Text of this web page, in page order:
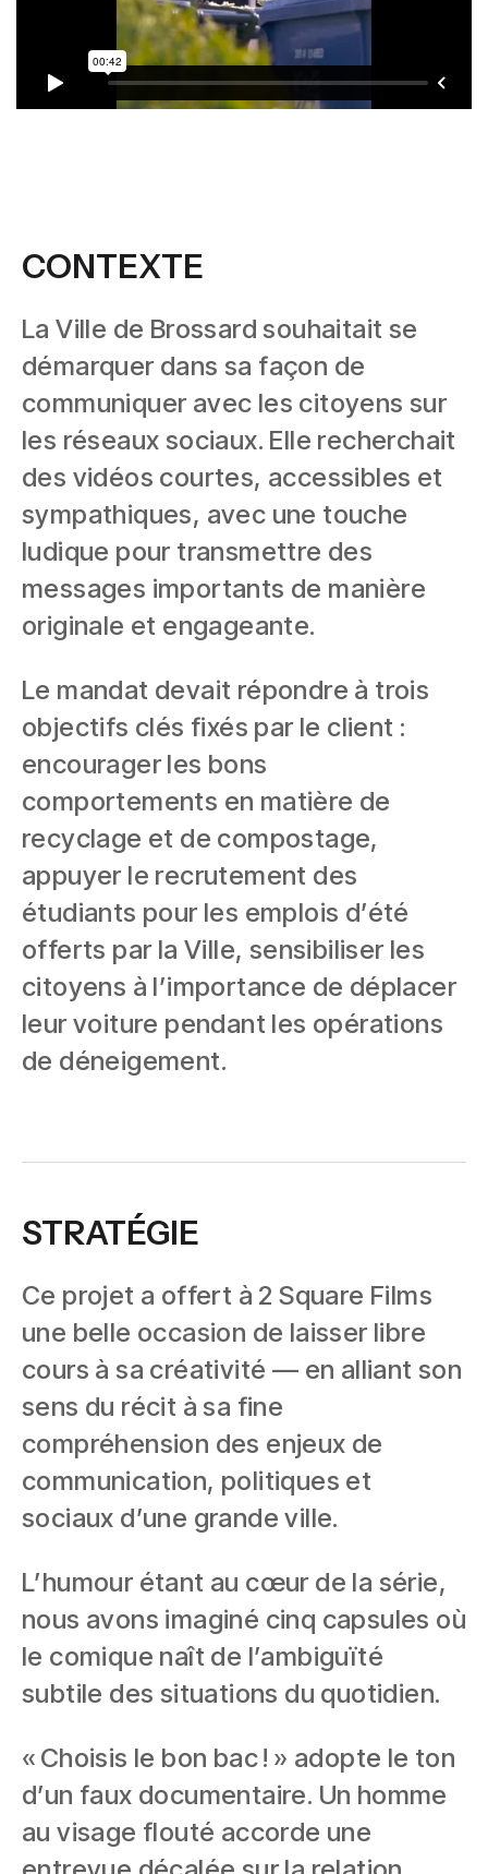
CONTEXTE
La Ville de Brossard souhaitait se
démarquer dans sa façon de
communiquer avec les citoyens sur
les réseaux sociaux. Elle recherchait
des vidéos courtes, accessibles et
sympathiques, avec une touche
ludique pour transmettre des
messages importants de manière
originale et engageante.
Le mandat devait répondre à trois
objectifs clés fixés par le client :
encourager les bons
comportements en matière de
recyclage et de compostage,
appuyer le recrutement des
étudiants pour les emplois d’été
offerts par la Ville, sensibiliser les
citoyens à l’importance de déplacer
leur voiture pendant les opérations
de déneigement.
STRATÉGIE
Ce projet a offert à 2 Square Films
une belle occasion de laisser libre
cours à sa créativité — en alliant son
sens du récit à sa fine
compréhension des enjeux de
communication, politiques et
sociaux d’une grande ville.
L’humour étant au cœur de la série,
nous avons imaginé cinq capsules où
le comique naît de l’ambiguïté
subtile des situations du quotidien.
« Choisis le bon bac ! » adopte le ton
d’un faux documentaire. Un homme
au visage flouté accorde une